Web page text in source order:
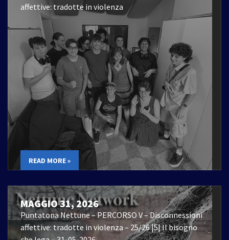
affettive: tradotte in violenza
READ MORE »
MAGGIO 31, 2026
Puntatona Nettune – PERCORSO V – Disconnessioni
affettive: tradotte in violenza – 25/26 |5| Il bisogno